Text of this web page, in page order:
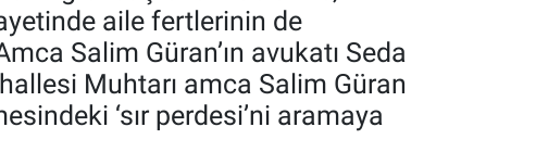
aile fertlerinin de
Salim Güran’ın avukatı Seda
Muhtarı amca Salim Güran
‘sır perdesi’ni aramaya